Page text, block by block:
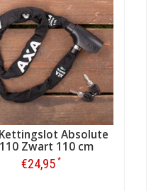
Absolute
Zwart 110 cm
€24,95 *